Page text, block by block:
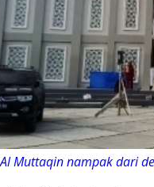
Muttaqin nampak dari